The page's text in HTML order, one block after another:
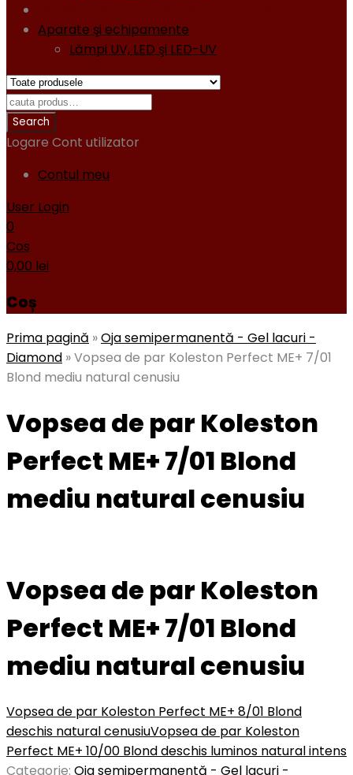
Aparate şi echipamente
Lămpi UV, LED şi LED-UV
Logare Cont utilizator
Contul meu
User Login
0
Cos
0,00 lei
Coș
Prima pagină »Oja semipermanentă - Gel lacuri -
Diamond »Vopsea de par Koleston Perfect ME+ 7/01
Blond mediu natural cenusiu
Vopsea de par Koleston
Perfect ME+ 7/01 Blond
mediu natural cenusiu
Vopsea de par Koleston
Perfect ME+ 7/01 Blond
mediu natural cenusiu
Vopsea de par Koleston Perfect ME+ 8/01 Blond
deschis natural cenusiuVopsea de par Koleston
Perfect ME+ 10/00 Blond deschis luminos natural intens
Categorie: Oja semipermanentă - Gel lacuri -